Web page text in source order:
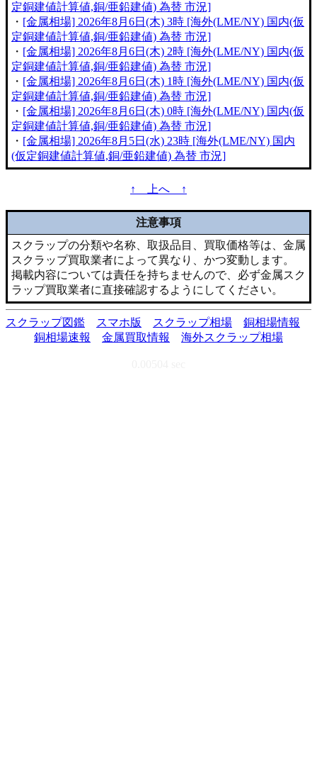
定銅建値計算値,銅/亜鉛建値) 為替 市況]
・ [金属相場] 2026年8月6日(木) 3時 [海外(LME/NY) 国内(仮
定銅建値計算値,銅/亜鉛建値) 為替 市況]
・ [金属相場] 2026年8月6日(木) 2時 [海外(LME/NY) 国内(仮
定銅建値計算値,銅/亜鉛建値) 為替 市況]
・ [金属相場] 2026年8月6日(木) 1時 [海外(LME/NY) 国内(仮
定銅建値計算値,銅/亜鉛建値) 為替 市況]
・ [金属相場] 2026年8月6日(木) 0時 [海外(LME/NY) 国内(仮
定銅建値計算値,銅/亜鉛建値) 為替 市況]
・ [金属相場] 2026年8月5日(水) 23時 [海外(LME/NY) 国内
(仮定銅建値計算値,銅/亜鉛建値) 為替 市況]
↑ 上へ ↑
注意事項
スクラップの分類や名称、取扱品目、買取価格等は、金属
スクラップ買取業者によって異なり、かつ変動します。
掲載内容については責任を持ちませんので、必ず金属スク
ラップ買取業者に直接確認するようにしてください。
スクラップ図鑑 スマホ版 スクラップ相場
銅相場情報
銅相場速報
金属買取情報 海外スクラップ相場